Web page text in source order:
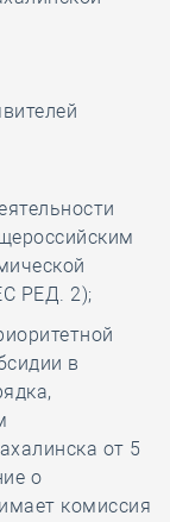
РЕД. 2);
в
от 5
о
комиссия